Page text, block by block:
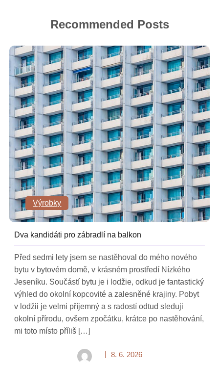
Recommended Posts
Výrobky
Dva kandidáti pro zábradlí na balkon
Před sedmi lety jsem se nastěhoval do mého nového
bytu v bytovém domě, v krásném prostředí Nízkého
Jeseníku. Součástí bytu je i lodžie, odkud je fantastický
výhled do okolní kopcovité a zalesněné krajiny. Pobyt
v lodžii je velmi příjemný a s radostí odtud sleduji
okolní přírodu, ovšem zpočátku, krátce po nastěhování,
mi toto místo příliš […]
8. 6. 2026